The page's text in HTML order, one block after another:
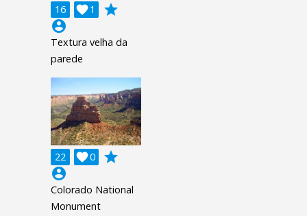
16 1

grade
account_circle
Textura velha da
parede
22 0

grade
account_circle
Colorado National
Monument